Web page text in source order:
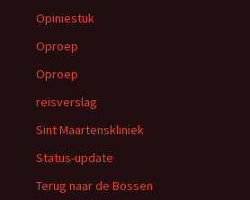
Opiniestuk
Oproep
Oproep
reisverslag
Sint Maartenskliniek
Status-update
Terug naar de Bossen